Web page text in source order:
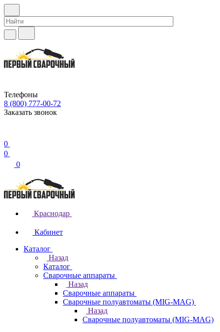
Телефоны
8 (800) 777-00-72
Заказать звонок
0
0
0
Краснодар
Кабинет
Каталог
Назад
Каталог
Сварочные аппараты
Назад
Сварочные аппараты
Сварочные полуавтоматы (MIG-MAG)
Назад
Сварочные полуавтоматы (MIG-MAG)